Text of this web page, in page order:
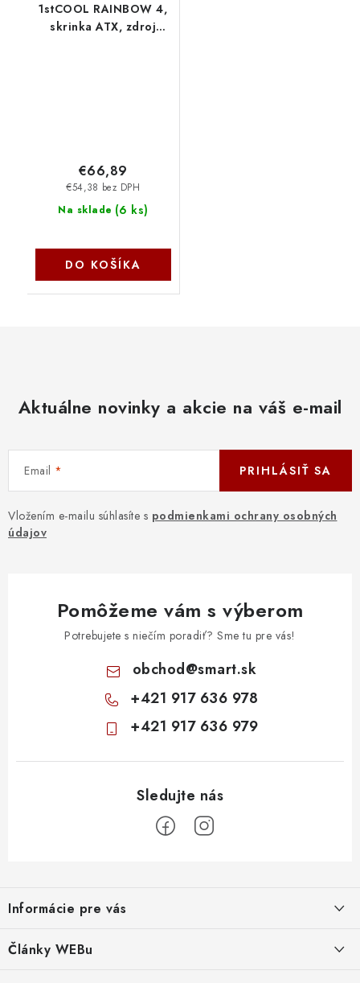
1stCOOL RAINBOW 4,
skrinka ATX, zdroj
Na sklade (6 ks)
€54,38 bez DPH
€66,89
DO KOŠÍKA
Aktuálne novinky a akcie na váš e-mail
Email
Vložením e-mailu súhlasíte s podmienkami ochrany osobných
údajov
PRIHLÁSIŤ SA
Pomôžeme vám s výberom
Potrebujete s niečím poradiť? Sme tu pre vás!
obchod@smart.sk
+421 917 636 978
+421 917 636 979
p
ä
Informácie pre vás
Obchodné podmienky
Články WEBu